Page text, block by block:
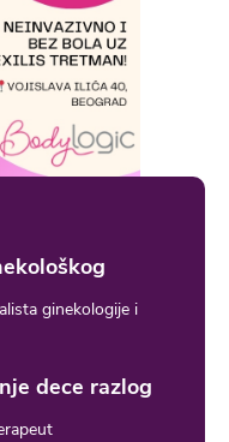
ginekologije i
dece razlog